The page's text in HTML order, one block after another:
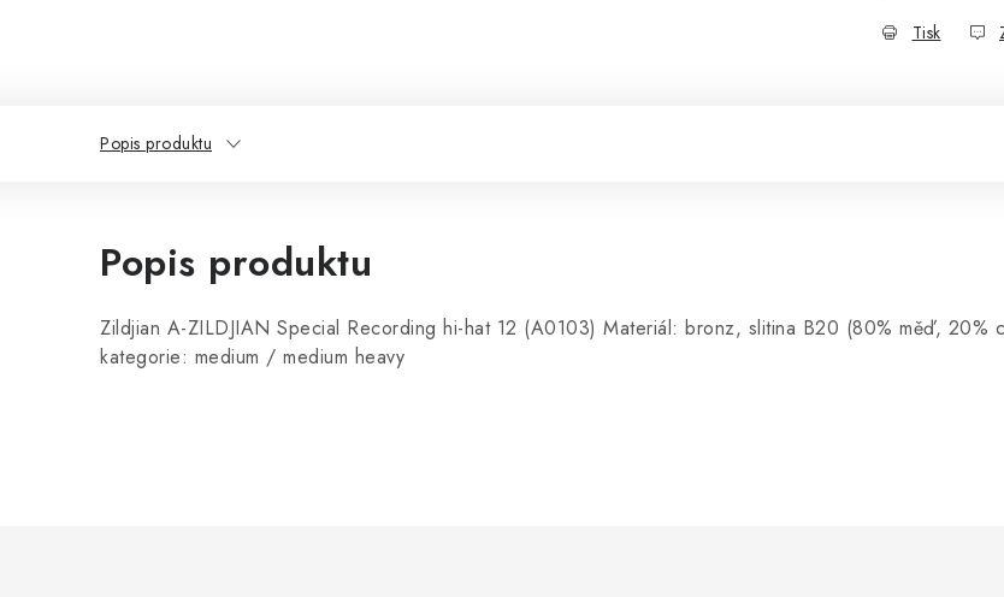
Tisk
Popis produktu
Popis produktu
Zildjian A-ZILDJIAN Special Recording hi-hat 12 (A0103) Materiál: bronz, slitina B20 (80% měď, 20%
kategorie: medium / medium heavy